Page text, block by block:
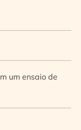
um ensaio de